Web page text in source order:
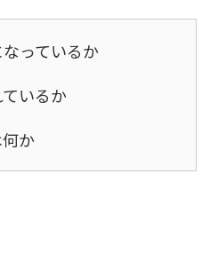
っているか
いるか
か